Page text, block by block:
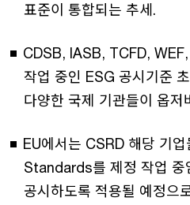
표준이 통합되는 추세.
CDSB, IASB, TCFD,
작업 중인 ESG 공시기준
다양한 국제 기관들이 옵
EU에서는 CSRD 해당 기
Standards를 제정 작업 중
공시하도록 적용될 예정으